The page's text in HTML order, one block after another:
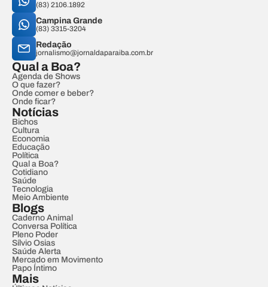
(83) 2106.1892
Campina Grande
(83) 3315-3204
Redação
jornalismo@jornaldaparaiba.com.br
Qual a Boa?
Agenda de Shows
O que fazer?
Onde comer e beber?
Onde ficar?
Notícias
Bichos
Cultura
Economia
Educação
Política
Qual a Boa?
Cotidiano
Saúde
Tecnologia
Meio Ambiente
Blogs
Caderno Animal
Conversa Política
Pleno Poder
Sílvio Osias
Saúde Alerta
Mercado em Movimento
Papo Íntimo
Mais